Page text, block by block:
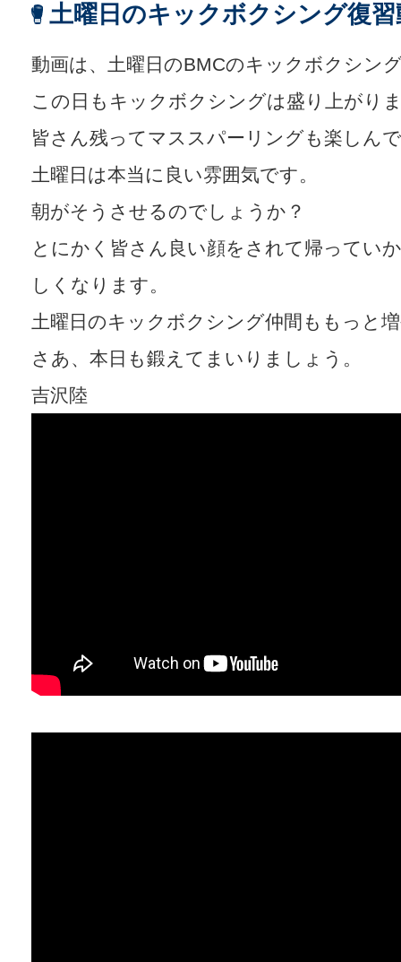
土曜日のキックボクシング復習
動画は、土曜日のBMCのキックボクシン
この日もキックボクシングは盛り上がり
皆さん残ってマススパーリングも楽しん
土曜日は本当に良い雰囲気です。
朝がそうさせるのでしょうか？
とにかく皆さん良い顔をされて帰ってい
しくなります。
土曜日のキックボクシング仲間ももっと
さあ、本日も鍛えてまいりましょう。
吉沢陸